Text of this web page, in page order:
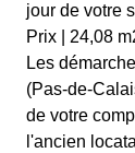
jour de votre
Prix | 24,08
Les
(Pas-de-
de votre
l'ancien